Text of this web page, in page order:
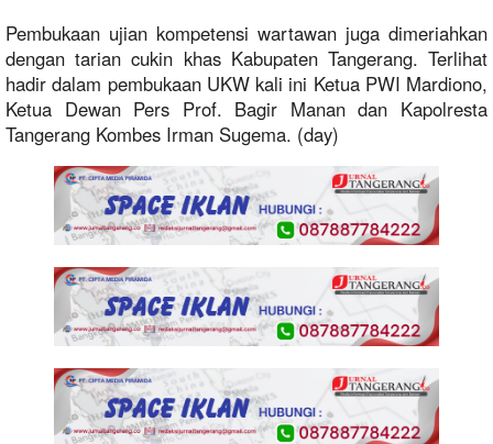
Pembukaan ujian kompetensi wartawan juga dimeriahkan
dengan tarian cukin khas Kabupaten Tangerang. Terlihat
hadir dalam pembukaan UKW kali ini Ketua PWI Mardiono,
Ketua Dewan Pers Prof. Bagir Manan dan Kapolresta
Tangerang Kombes Irman Sugema. (day)